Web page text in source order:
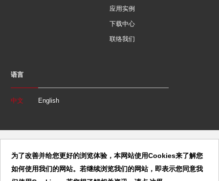
应用实例
下载中心
联络我们
语言
中文 English
Copyright 2020 Clamptek CO., LTD. All Rights Reserved. | 東莞市嘉剛
为了改善并给您更好的浏览体验，本网站使用Cookies来了解您
如何使用我们的网站。若继续浏览我们的网站，即表示您同意我